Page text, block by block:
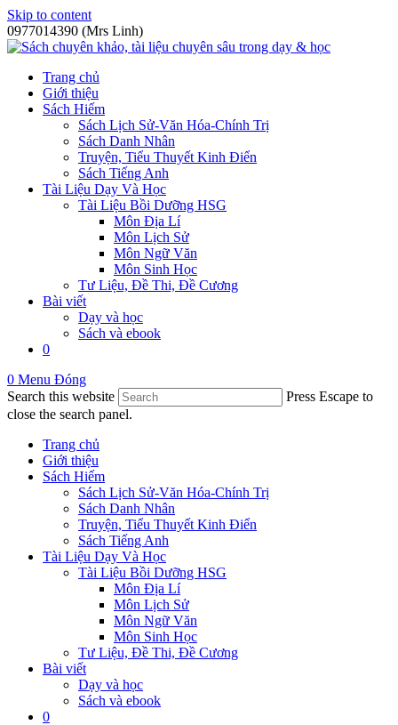
Skip to content
0977014390 (Mrs Linh)
Trang chủ
Giới thiệu
Sách Hiếm
Sách Lịch Sử-Văn Hóa-Chính Trị
Sách Danh Nhân
Truyện, Tiểu Thuyết Kinh Điển
Sách Tiếng Anh
Tài Liệu Dạy Và Học
Tài Liệu Bồi Dưỡng HSG
Môn Địa Lí
Môn Lịch Sử
Môn Ngữ Văn
Môn Sinh Học
Tư Liệu, Đề Thi, Đề Cương
Bài viết
Dạy và học
Sách và ebook
0
0 Menu Đóng
Search this website
Press Escape to
close the search panel.
Trang chủ
Giới thiệu
Sách Hiếm
Sách Lịch Sử-Văn Hóa-Chính Trị
Sách Danh Nhân
Truyện, Tiểu Thuyết Kinh Điển
Sách Tiếng Anh
Tài Liệu Dạy Và Học
Tài Liệu Bồi Dưỡng HSG
Môn Địa Lí
Môn Lịch Sử
Môn Ngữ Văn
Môn Sinh Học
Tư Liệu, Đề Thi, Đề Cương
Bài viết
Dạy và học
Sách và ebook
0